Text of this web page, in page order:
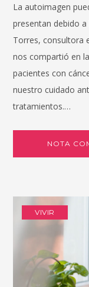
La autoimagen
presentan debido
Torres, consultora
nos compartió en
pacientes con
nuestro cuidado
tratamientos.…
NOTA
VIVIR